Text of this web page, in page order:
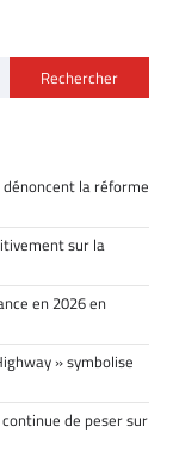
Rechercher
la réforme
sur la
en 2026 en
» symbolise
de peser sur